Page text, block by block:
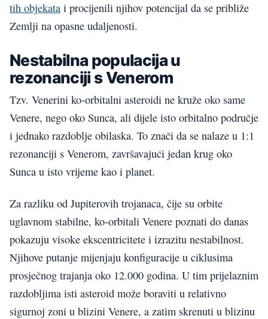
tih objekata i procijenili njihov potencijal da se približe
Zemlji na opasne udaljenosti.
Nestabilna populacija u
rezonanciji s Venerom
Tzv. Venerini ko-orbitalni asteroidi ne kruže oko same
Venere, nego oko Sunca, ali dijele isto orbitalno područje
i jednako razdoblje obilaska. To znači da se nalaze u 1:1
rezonanciji s Venerom, završavajući jedan krug oko
Sunca u isto vrijeme kao i planet.
Za razliku od Jupiterovih trojanaca, čije su orbite
uglavnom stabilne, ko-orbitali Venere poznati do danas
pokazuju visoke ekscentricitete i izrazitu nestabilnost.
Njihove putanje mijenjaju konfiguracije u ciklusima
prosječnog trajanja oko 12.000 godina. U tim prijelaznim
razdobljima isti asteroid može boraviti u relativno
sigurnoj zoni u blizini Venere, a zatim skrenuti u blizinu